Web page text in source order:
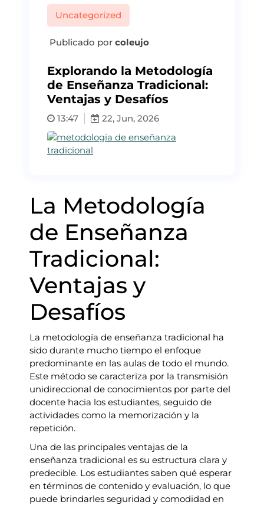
Uncategorized
Publicado por coleujo
Explorando la Metodología
de Enseñanza Tradicional:
Ventajas y Desafíos
13:47 22, Jun, 2026
La Metodología
de Enseñanza
Tradicional:
Ventajas y
Desafíos
La metodología de enseñanza tradicional ha
sido durante mucho tiempo el enfoque
predominante en las aulas de todo el mundo.
Este método se caracteriza por la transmisión
unidireccional de conocimientos por parte del
docente hacia los estudiantes, seguido de
actividades como la memorización y la
repetición.
Una de las principales ventajas de la
enseñanza tradicional es su estructura clara y
predecible. Los estudiantes saben qué esperar
en términos de contenido y evaluación, lo que
puede brindarles seguridad y comodidad en